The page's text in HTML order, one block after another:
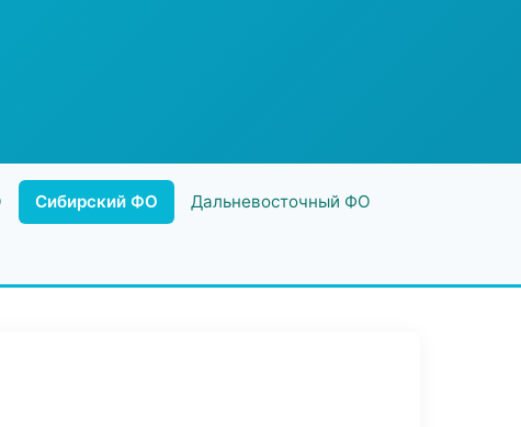
Сибирский ФО Дальневосточный ФО